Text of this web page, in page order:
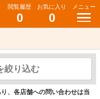
閲覧履歴
0
お気に入り
0
メニュー
絞り込む
、各店舗への問い合わせは当